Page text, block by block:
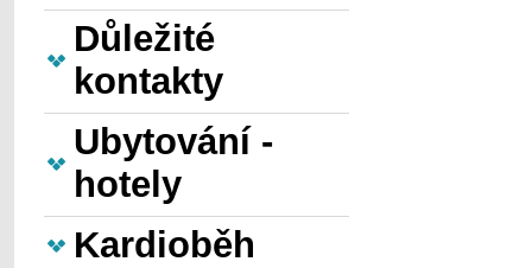
Důležité
kontakty
Ubytování -
hotely
Kardioběh